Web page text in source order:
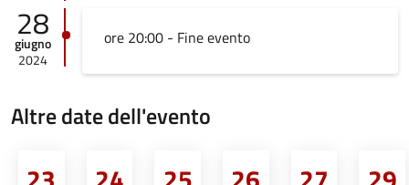
28
giugno
2024
ore 20:00 - Fine evento
Altre date dell'evento